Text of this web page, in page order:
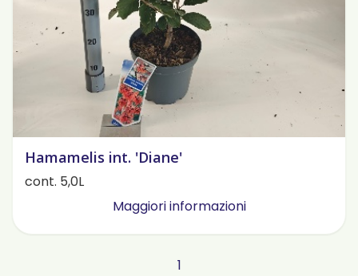
Hamamelis int. 'Diane'
cont. 5,0L
Maggiori informazioni
1